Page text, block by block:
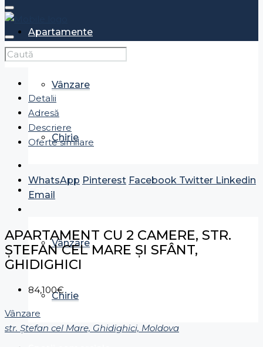
Apartamente
Vânzare
Chirie
Case
Vânzare
Chirie
Detalii
Adresă
Descriere
Oferte similare
WhatsApp Pinterest Facebook Twitter Linkedin
Email
APARTAMENT CU 2 CAMERE, STR.
ȘTEFAN CEL MARE ȘI SFÂNT,
GHIDIGHICI
84,100€
Vânzare
str. Ștefan cel Mare, Ghidighici, Moldova